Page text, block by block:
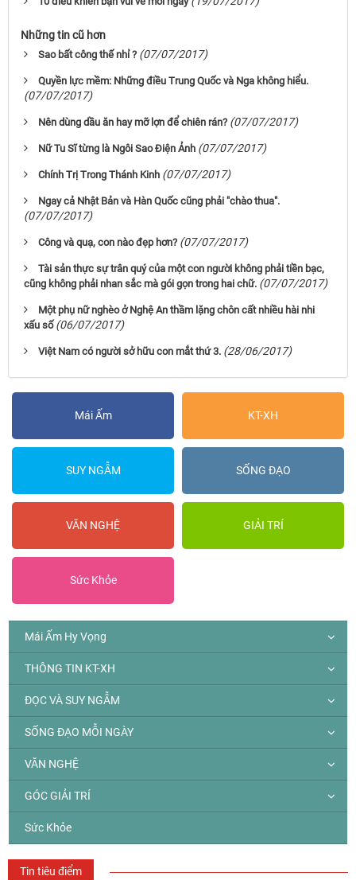
Những tin cũ hơn
Sao bất công thế nhỉ ? (07/07/2017)
Quyền lực mềm: Những điều Trung Quốc và Nga không hiểu.
(07/07/2017)
Nên dùng dầu ăn hay mỡ lợn để chiên rán? (07/07/2017)
Nữ Tu Sĩ từng là Ngôi Sao Điện Ảnh (07/07/2017)
Chính Trị Trong Thánh Kinh (07/07/2017)
Ngay cả Nhật Bản và Hàn Quốc cũng phải "chào thua".
(07/07/2017)
Công và quạ, con nào đẹp hơn? (07/07/2017)
Tài sản thực sự trân quý của một con người không phải tiền bạc,
cũng không phải nhan sắc mà gói gọn trong hai chữ. (07/07/2017)
Một phụ nữ nghèo ở Nghệ An thầm lặng chôn cất nhiều hài nhi
xấu số (06/07/2017)
Việt Nam có người sở hữu con mắt thứ 3. (28/06/2017)
Mái Ấm KT-XH
SUY NGẪM SỐNG ĐẠO
VĂN NGHỆ GIẢI TRÍ
Sức Khỏe
Mái Ấm Hy Vọng
THÔNG TIN KT-XH
ĐỌC VÀ SUY NGẪM
SỐNG ĐẠO MỖI NGÀY
VĂN NGHỆ
GÓC GIẢI TRÍ
Sức Khỏe
Tin tiêu điểm